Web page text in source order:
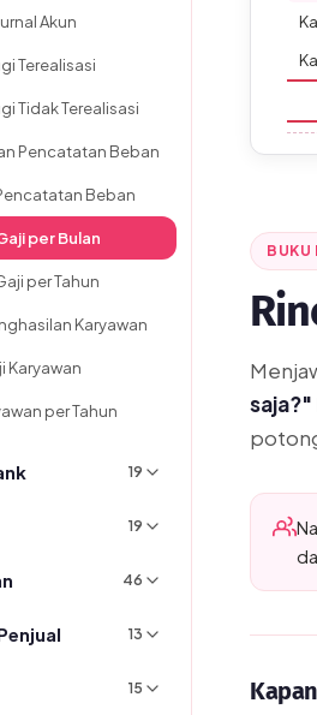
Akun
Terealisasi
Tidak Terealisasi
Pencatatan Beban
Beban
per Bulan
per Tahun
Karyawan
Karyawan
per Tahun
19
19
46
13
15
BUKU
saja?"